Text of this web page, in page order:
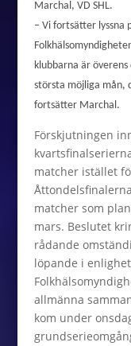
Marchal, VD SHL.
– Vi fortsätter lyssna
klubbarna är överens
största möjliga mån,
fortsätter Marchal.
Förskjutningen
matcher istället
matcher som
mars. Beslutet
rådande
löpande i
allmänna
kom under